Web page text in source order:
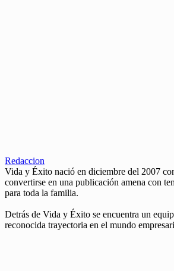
Redaccion
Vida y Éxito nació en diciembre del 2007
convertirse en una publicación amena con
para toda la familia.
Detrás de Vida y Éxito se encuentra un
reconocida trayectoria en el mundo